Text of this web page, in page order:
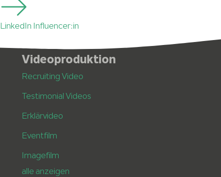
LinkedIn Influencer:in
Videoproduktion
Recruiting Video
Testimonial Videos
Erklärvideo
Eventfilm
Imagefilm
alle anzeigen